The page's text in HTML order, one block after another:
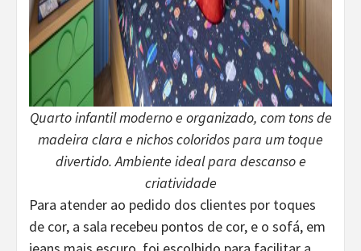
Quarto infantil moderno e organizado, com tons de
madeira clara e nichos coloridos para um toque
divertido. Ambiente ideal para descanso e
criatividade
Para atender ao pedido dos clientes por toques
de cor, a sala recebeu pontos de cor, e o sofá, em